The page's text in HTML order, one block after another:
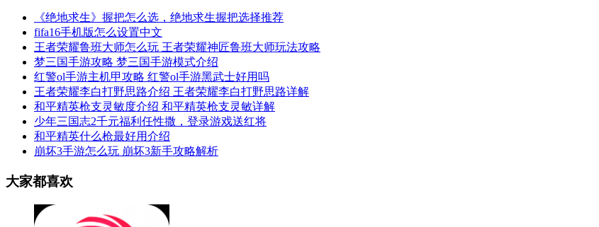
《绝地求生》握把怎么选，绝地求生握把选择推荐
fifa16手机版怎么设置中文
王者荣耀鲁班大师怎么玩 王者荣耀神匠鲁班大师玩法攻略
梦三国手游攻略 梦三国手游模式介绍
红警ol手游主机甲攻略 红警ol手游黑武士好用吗
王者荣耀李白打野思路介绍 王者荣耀李白打野思路详解
和平精英枪支灵敏度介绍 和平精英枪支灵敏详解
少年三国志2千元福利任性撒，登录游戏送红将
和平精英什么枪最好用介绍
崩坏3手游怎么玩 崩坏3新手攻略解析
大家都喜欢